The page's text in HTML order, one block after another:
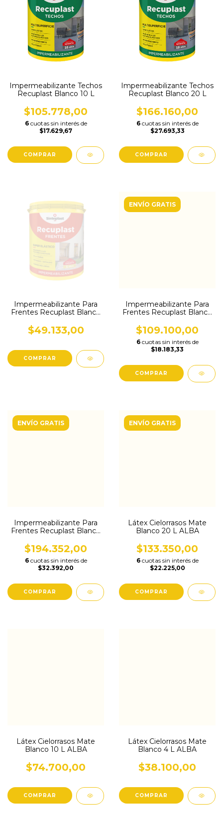
Impermeabilizante Techos
Recuplast Blanco 10 L
$105.778,00
6 cuotas sin interés de
$17.629,67
Impermeabilizante Techos
Recuplast Blanco 20 L
$166.160,00
6 cuotas sin interés de
$27.693,33
Impermeabilizante Para
Frentes Recuplast Blanco
$49.133,00
ENVÍO GRATIS
Impermeabilizante Para
Frentes Recuplast Blanco
$109.100,00
6 cuotas sin interés de
$18.183,33
ENVÍO GRATIS
Impermeabilizante Para
Frentes Recuplast Blanco
$194.352,00
6 cuotas sin interés de
$32.392,00
ENVÍO GRATIS
Látex Cielorrasos Mate
Blanco 20 L ALBA
$133.350,00
6 cuotas sin interés de
$22.225,00
Látex Cielorrasos Mate
Blanco 10 L ALBA
$74.700,00
Látex Cielorrasos Mate
Blanco 4 L ALBA
$38.100,00